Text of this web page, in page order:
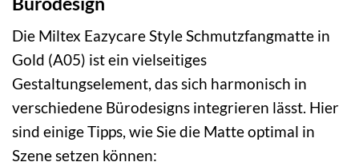
Die Miltex Eazycare Style Schmutzfangmatte in
Gold (A05) ist ein vielseitiges
Gestaltungselement, das sich harmonisch in
verschiedene Bürodesigns integrieren lässt. Hier
sind einige Tipps, wie Sie die Matte optimal in
Szene setzen können: